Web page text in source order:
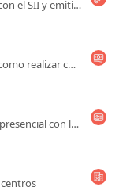
Todo lo que necesitas saber para estar al 100% con el SII y emitir tus boletas con Encuadrado
Todo lo que necesitas saber sobre los cobros y como realizar cobros
Toda la información para configurar tu servicio presencial con la integración de Fonasa en tu cuenta de Encuadrado